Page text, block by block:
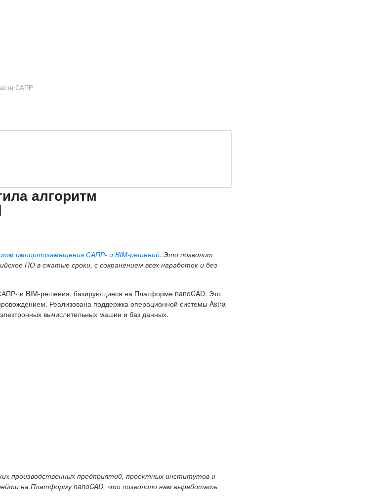
САПР
алгоритм
импортозамещения САПР- и BIM-решений. Это позволит
ПО в сжатые сроки, с сохранением всех наработок и без
и BIM-решения, базирующиеся на Платформе nanoCAD. Это
Реализована поддержка операционной системы Astra
вычислительных машин и баз данных.
производственных предприятий, проектных институтов и
на Платформу nanoCAD, что позволило нам выработать